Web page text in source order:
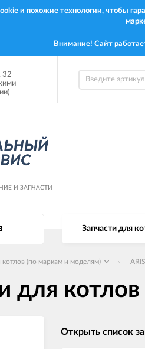
и похожие технологии, чтобы
Внимание! Сайт
32
И ЗАПЧАСТИ
Запчасти для
котлов (по маркам и моделям)
для
Открыть список